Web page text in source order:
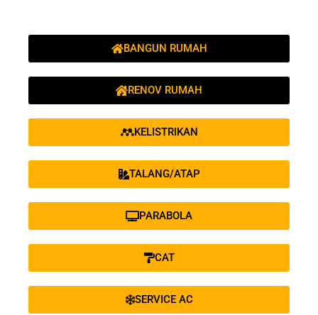
BANGUN RUMAH
RENOV RUMAH
KELISTRIKAN
TALANG/ATAP
PARABOLA
CAT
SERVICE AC